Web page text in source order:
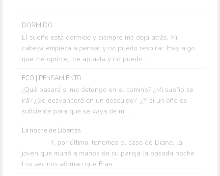
DORMIDO
El sueño está dormido y siempre me deja atrás. Mi
cabeza empieza a pensar y no puedo respirar. Hay algo
que me oprime, me aplasta y no puedo...
ECO | PENSAMIENTO
¿Qué pasará si me detengo en el camino? ¿Mi sueño se
irá? ¿Se desvancerá en un descuido? ¿Y si un año es
suficiente para que se vaya de mi ...
La noche de Libertas
- Y, por último, tenemos el caso de Diana, la
joven que murió a manos de su pareja la pasada noche.
Los vecinos afirman que Fran...